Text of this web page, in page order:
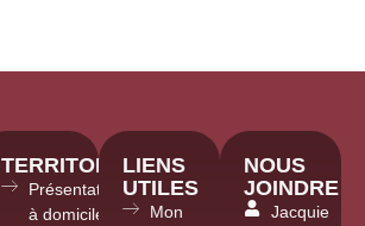
TERRITOIRE
Présentations
à domicile
LIENS
UTILES
Mon
NOUS
JOINDRE
Jacquie